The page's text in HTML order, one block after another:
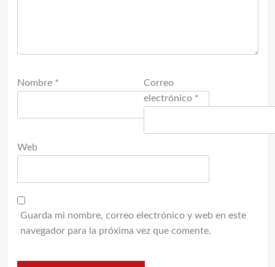
Nombre *
Correo
electrónico *
Web
Guarda mi nombre, correo electrónico y web en este
navegador para la próxima vez que comente.